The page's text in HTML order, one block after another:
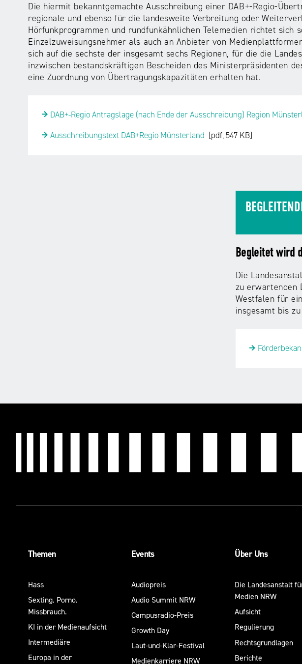
Die hiermit bekanntgemachte Ausschreibung einer DAB+-Regio-
regionale und ebenso für die landesweite Verbreitung oder
Hörfunkprogrammen und rundfunkähnlichen Telemedien richtet sich
Einzelzuweisungsnehmer als auch an Anbieter von
sich auf die sechste der insgesamt sechs Regionen, für die die
inzwischen bestandskräftigen Bescheiden des Ministerpräsidenten
eine Zuordnung von Übertragungskapazitäten erhalten hat.
DAB+-Regio Antragslage (nach Ende der Ausschreibung) Region
Ausschreibungstext DAB+Regio Münsterland [pdf, 547 KB]
Begleitet wird
Die
zu erwartenden
Westfalen für
insgesamt bis
Themen
Hass
Sexting. Porno.
Missbrauch.
KI in der Medienaufsicht
Intermediäre
Europa in der
Events
Audiopreis
Audio Summit NRW
Campusradio-Preis
Growth Day
Laut-und-Klar-Festival
Medienkarriere NRW
Über Uns
Die Landesanstalt
Medien NRW
Aufsicht
Regulierung
Rechtsgrundlagen
Berichte